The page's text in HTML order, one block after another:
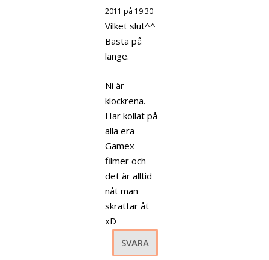
2011 på 19:30
Vilket slut^^
Bästa på
länge.
Ni är
klockrena.
Har kollat på
alla era
Gamex
filmer och
det är alltid
nåt man
skrattar åt
xD
SVARA